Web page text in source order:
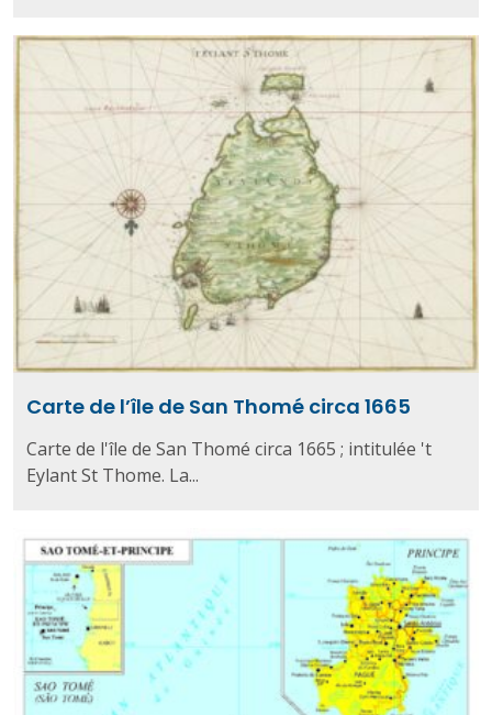
Carte de l’île de San Thomé circa 1665
Carte de l'île de San Thomé circa 1665 ; intitulée 't
Eylant St Thome. La...